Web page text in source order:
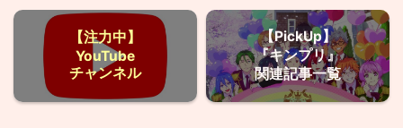
【注力中】
YouTube
チャンネル
【PickUp】
『キンプリ』
関連記事一覧